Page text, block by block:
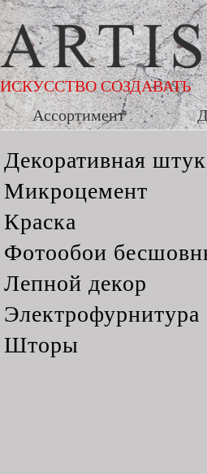
ИСКУССТВО СОЗДАВАТЬ
Ассортимент
Декоративная
Микроцемент
Краска
Фотообои
Лепной декор
Электрофурнитура
Шторы